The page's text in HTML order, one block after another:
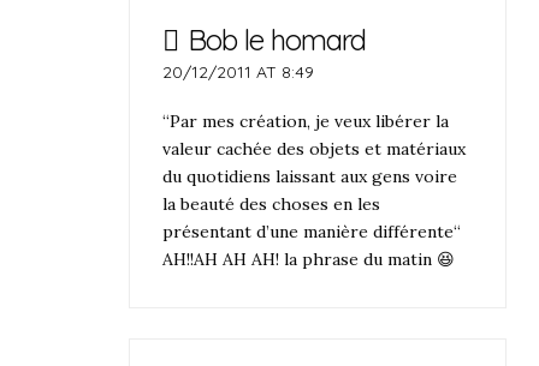
Bob le homard
20/12/2011 AT 8:49
“Par mes création, je veux libérer la
valeur cachée des objets et matériaux
du quotidiens laissant aux gens voire
la beauté des choses en les
présentant d’une manière différente“
AH!!AH AH AH! la phrase du matin 😆